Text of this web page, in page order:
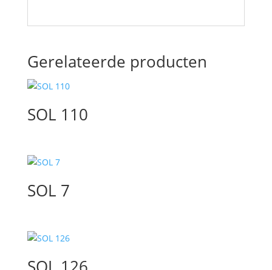
Gerelateerde producten
SOL 110
SOL 7